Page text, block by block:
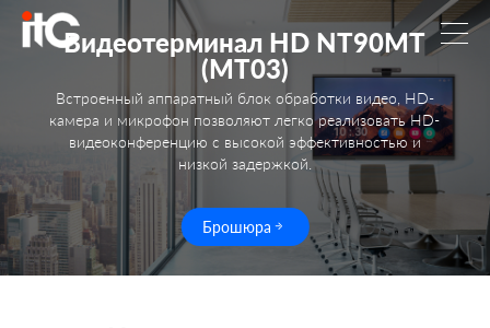
Видеотерминал HD NT90MT
(MT03)
Встроенный аппаратный блок обработки видео, HD-
камера и микрофон позволяют легко реализовать HD-
видеоконференцию с высокой эффективностью и
низкой задержкой.
Брошюра